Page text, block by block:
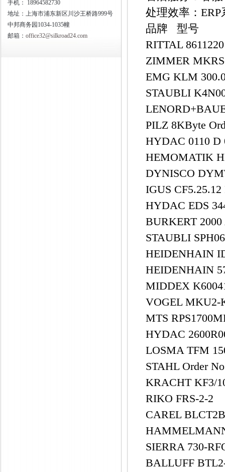
手机：
18964582730
地址：上海市浦东新区川沙王桥路999号
中邦商务园1034-1035幢
邮箱： office32@silkroad24.com
处理效率：
品牌 型号
RITTAL
ZIMMER
EMG KLM
STAUBLI
PILZ 8KByte
HYDAC 0110
HEMOMATIK
DYNISCO
IGUS CF5.25.12
HYDAC EDS
BURKERT
STAUBLI
HEIDENHAIN
HEIDENHAIN
MIDDEX
VOGEL MKU2-
MTS
HYDAC
LOSMA TFM
STAHL Order
KRACHT KF3/
RIKO FRS-2-2
CAREL
SIERRA 730-
BALLUFF